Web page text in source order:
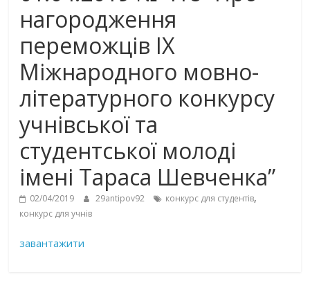
нагородження
переможців ІХ
Міжнародного мовно-
літературного конкурсу
учнівської та
студентської молоді
імені Тараса Шевченка”
02/04/2019 29antipov92 конкурс для студентів,
конкурс для учнів
завантажити